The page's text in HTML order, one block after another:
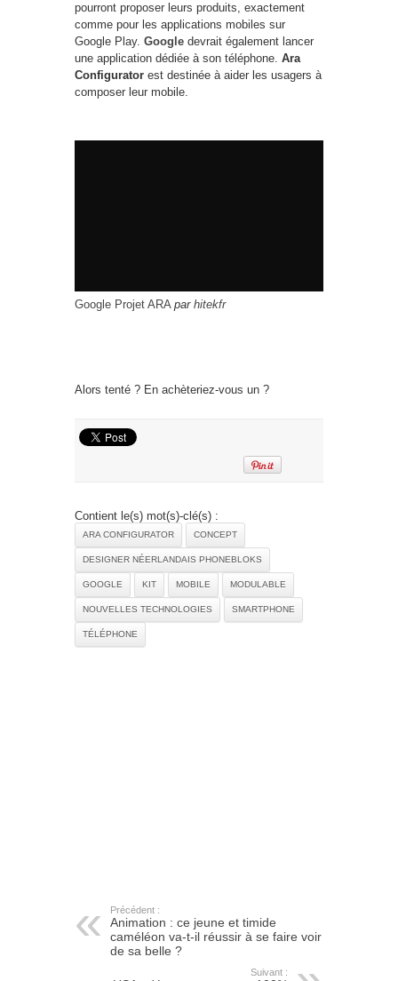
pourront proposer leurs produits, exactement
comme pour les applications mobiles sur
Google Play. Google devrait également lancer
une application dédiée à son téléphone. Ara
Configurator est destinée à aider les usagers à
composer leur mobile.
Google Projet ARA par hitekfr
Alors tenté ? En achèteriez-vous un ?
Contient le(s) mot(s)-clé(s) :
ARA CONFIGURATOR CONCEPT
DESIGNER NÉERLANDAIS PHONEBLOKS
GOOGLE KIT MOBILE MODULABLE
NOUVELLES TECHNOLOGIES SMARTPHONE
TÉLÉPHONE
Précédent :
Animation : ce jeune et timide
caméléon va-t-il réussir à se faire voir
de sa belle ?
Suivant :